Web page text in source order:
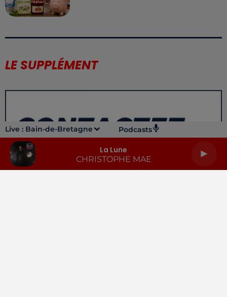
Live : Bain-de-Bretagne Podcasts
La Lune
CHRISTOPHE MAE
LE SUPPLÉMENT